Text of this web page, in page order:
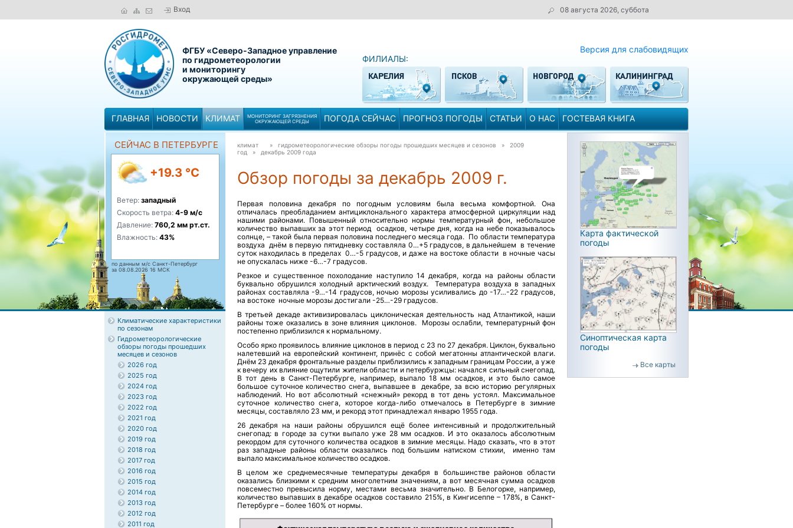
Вход 08 августа 2026, суббота
ФГБУ «Северо-Западное управление
по гидрометеорологии
и мониторингу
окружающей среды»
Версия для слабовидящих
ФИЛИАЛЫ:
ГЛАВНАЯ НОВОСТИ КЛИМАТ
МОНИТОРИНГ ЗАГРЯЗНЕНИЯ
ОКРУЖАЮЩЕЙ СРЕДЫ
ПОГОДА СЕЙЧАС ПРОГНОЗ ПОГОДЫ СТАТЬИ О НАС ГОСТЕВАЯ КНИГА
СЕЙЧАС В ПЕТЕРБУРГЕ
+19.3 °C
Ветер: западный
Скорость ветра: 4-9 м/с
Давление: 760,2 мм рт.ст.
Влажность: 43%
по данным м/с Санкт-Петербург
за 08.08.2026 16 МСК
Климатические характеристики
по сезонам
Гидрометеорологические
обзоры погоды прошедших
месяцев и сезонов
2026 год
2025 год
2024 год
2023 год
2022 год
2021 год
2020 год
2019 год
2018 год
2017 год
2016 год
2015 год
2014 год
2013 год
2012 год
2011 год
климат
» гидрометеорологические обзоры погоды прошедших месяцев и сезонов » 2009
год » декабрь 2009 года
Обзор погоды за декабрь 2009 г.
Первая половина декабря по погодным условиям была весьма комфортной. Она
отличалась преобладанием антициклонального характера атмосферной циркуляции над
нашими районами. Повышенный относительно нормы температурный фон, небольшое
количество выпавших за этот период осадков, четыре дня, когда на небе показывалось
солнце, – такой была первая половина последнего месяца года. По области температура
воздуха днём в первую пятидневку составляла 0…+5 градусов, в дальнейшем в течение
суток находилась в пределах 0…-5 градусов, и даже на востоке области в ночные часы
не опускалась ниже -6…-7 градусов.
Резкое и существенное похолодание наступило 14 декабря, когда на районы области
буквально обрушился холодный арктический воздух. Температура воздуха в западных
районах составляла -9…-14 градусов, ночью морозы усиливались до -17…-22 градусов,
на востоке ночные морозы достигали -25…-29 градусов.
В третьей декаде активизировалась циклоническая деятельность над Атлантикой, наши
районы тоже оказались в зоне влияния циклонов. Морозы ослабли, температурный фон
постепенно приблизился к нормальному.
Особо ярко проявилось влияние циклонов в период с 23 по 27 декабря. Циклон, буквально
налетевший на европейский континент, принёс с собой мегатонны атлантической влаги.
Днём 23 декабря фронтальные разделы приблизились к западным границам России, а уже
к вечеру их влияние ощутили жители области и петербуржцы: начался сильный снегопад.
В тот день в Санкт-Петербурге, например, выпало 18 мм осадков, и это было самое
большое суточное количество снега, выпавшее в декабре, за всю историю регулярных
наблюдений. Но вот абсолютный «снежный» рекорд в тот день устоял. Максимальное
суточное количество снега, которое когда-либо отмечалось в Петербурге в зимние
месяцы, составляло 23 мм, и рекорд этот принадлежал январю 1955 года.
26 декабря на наши районы обрушился ещё более интенсивный и продолжительный
снегопад: в городе за сутки выпало уже 28 мм осадков. И это оказалось абсолютным
рекордом для суточного количества осадков в зимние месяцы. Надо сказать, что в этот
раз западные районы области оказались под большим натиском стихии, именно там
выпало максимальное количество осадков.
В целом же среднемесячные температуры декабря в большинстве районов области
оказались близкими к средним многолетним значениям, а вот месячная сумма осадков
повсеместно превысила норму, местами весьма значительно. В Белогорке, например,
количество выпавших в декабре осадков составило 215%, в Кингисеппе – 178%, в Санкт-
Петербурге – более 160% от нормы.
Карта фактической
погоды
Синоптическая карта
погоды
Все карты